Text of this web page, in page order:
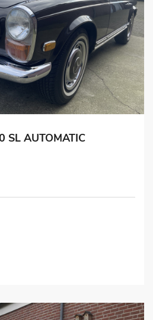
SL AUTOMATIC